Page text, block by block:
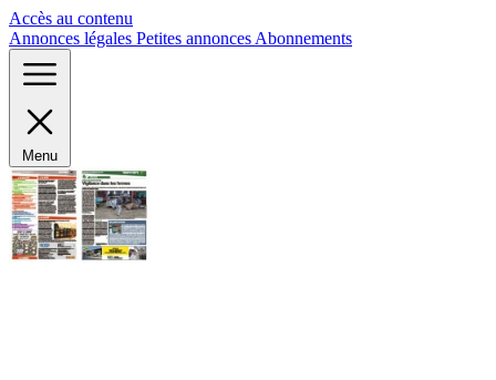
Accès au contenu
Annonces légales Petites annonces Abonnements
Menu
Panneau de gestion des cookies